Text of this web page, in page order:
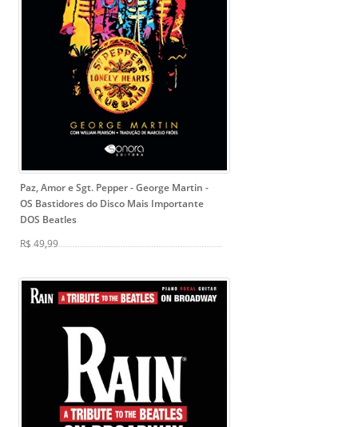
Paz, Amor e Sgt. Pepper - George Martin -
OS Bastidores do Disco Mais Importante
DOS Beatles
R$ 49,99